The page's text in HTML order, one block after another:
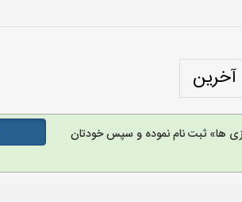
آخرین
ها» ثبت نام نموده و سپس خودتان